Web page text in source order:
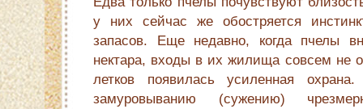
у них сейчас же обостряется
запасов. Еще недавно, когда пчелы
нектара, входы в их жилища совсем не
летков появилась усиленная
замуровыванию (сужению)